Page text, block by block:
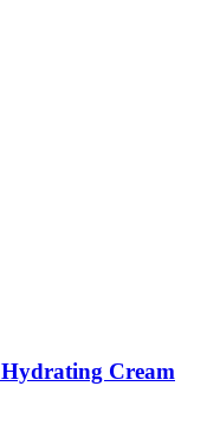
Hydrating Cream